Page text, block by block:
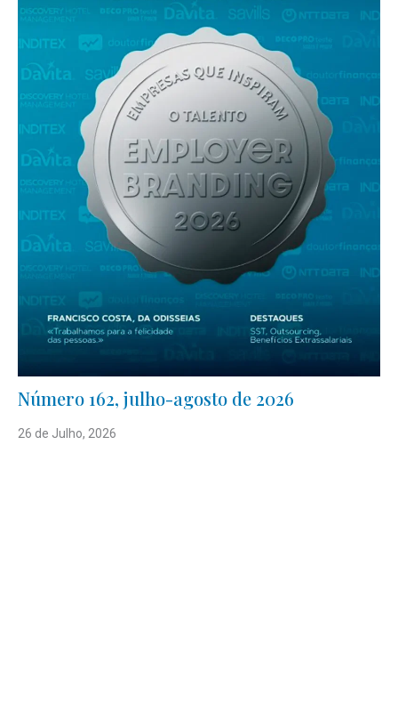
Número 162, julho-agosto de 2026
26 de Julho, 2026